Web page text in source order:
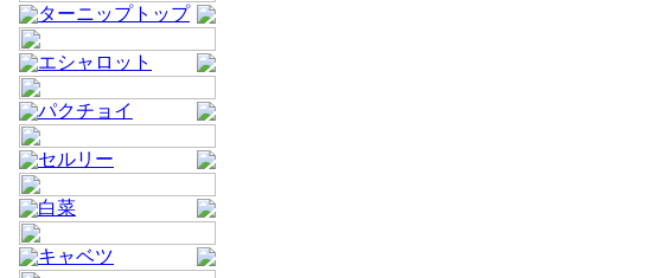
ターニップトップ
エシャロット
パクチョイ
セルリー
白菜
キャベツ